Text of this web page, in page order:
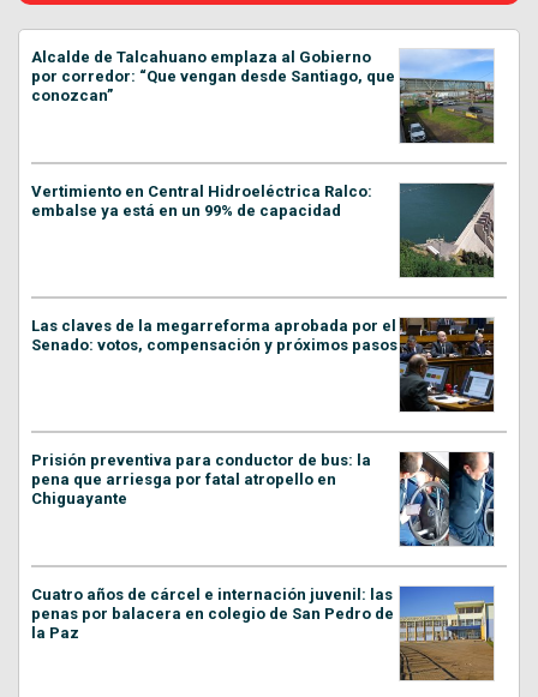
Alcalde de Talcahuano emplaza al Gobierno
por corredor: “Que vengan desde Santiago, que
conozcan”
Vertimiento en Central Hidroeléctrica Ralco:
embalse ya está en un 99% de capacidad
Las claves de la megarreforma aprobada por el
Senado: votos, compensación y próximos pasos
Prisión preventiva para conductor de bus: la
pena que arriesga por fatal atropello en
Chiguayante
Cuatro años de cárcel e internación juvenil: las
penas por balacera en colegio de San Pedro de
la Paz